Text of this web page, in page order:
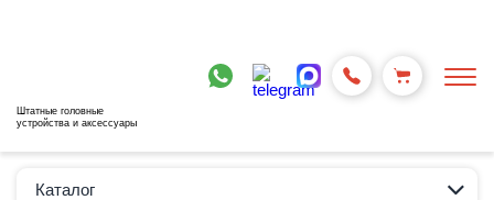
Штатные головные
устройства и аксессуары
Каталог